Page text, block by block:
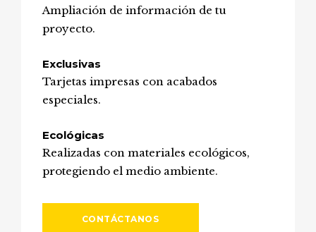
Ampliación de información de tu
proyecto.
Exclusivas
Tarjetas impresas con acabados
especiales.
Ecológicas
Realizadas con materiales ecológicos,
protegiendo el medio ambiente.
CONTÁCTANOS